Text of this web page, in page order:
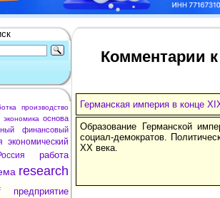
производство
экономика основа
финансовый
экономический
работа
research
предприятие
Комментарии
Германская империя в конце
Образование Германской
социал-демократов.
XX века.